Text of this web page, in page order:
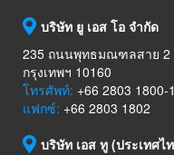
บริษัท ยู เอส โอ จำกัด
235 ถนนพุทธมณฑลสาย 2
กรุงเทพฯ 10160
โทรศัพท์: +66 2803 1800-1
แฟกซ์: +66 2803 1802
บริษัท เอส ทู (ประเทศไ